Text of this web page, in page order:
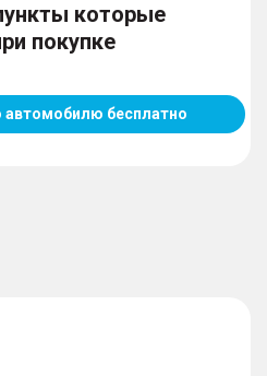
которые
покупке
автомобилю бесплатно